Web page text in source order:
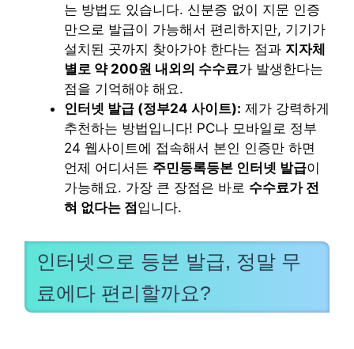
는 방법도 있습니다. 신분증 없이 지문 인증
만으로 발급이 가능해서 편리하지만, 기기가
설치된 곳까지 찾아가야 한다는 점과 지자체
별로 약 200원 내외의 수수료가 발생한다는
점을 기억해야 해요.
인터넷 발급 (정부24 사이트): 제가 강력하게
추천하는 방법입니다! PC나 모바일로 정부
24 웹사이트에 접속해서 본인 인증만 하면
언제 어디서든 주민등록등본 인터넷 발급이
가능해요. 가장 큰 장점은 바로 수수료가 전
혀 없다는 점입니다.
인터넷으로 등본 발급, 정말 무
료에다 편리할까요?